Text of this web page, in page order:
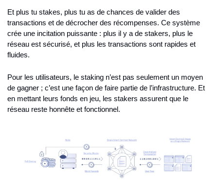
Et plus tu stakes, plus tu as de chances de valider des
transactions et de décrocher des récompenses. Ce système
crée une incitation puissante : plus il y a de stakers, plus le
réseau est sécurisé, et plus les transactions sont rapides et
fluides.
Pour les utilisateurs, le staking n’est pas seulement un moyen
de gagner ; c’est une façon de faire partie de l’infrastructure. Et
en mettant leurs fonds en jeu, les stakers assurent que le
réseau reste honnête et fonctionnel.